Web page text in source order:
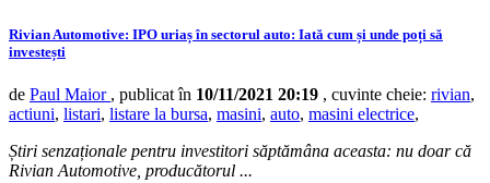
Rivian Automotive: IPO uriaș în sectorul auto: Iată cum și unde poți să
investești
de Paul Maior , publicat în 10/11/2021 20:19 , cuvinte cheie: rivian,
actiuni, listari, listare la bursa, masini, auto, masini electrice,
Știri senzaționale pentru investitori săptămâna aceasta: nu doar că
Rivian Automotive, producătorul ...